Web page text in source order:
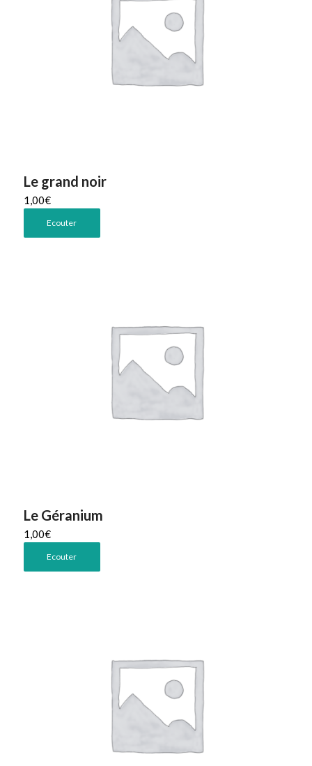
Le grand noir
1,00€
Ecouter
Le Géranium
1,00€
Ecouter